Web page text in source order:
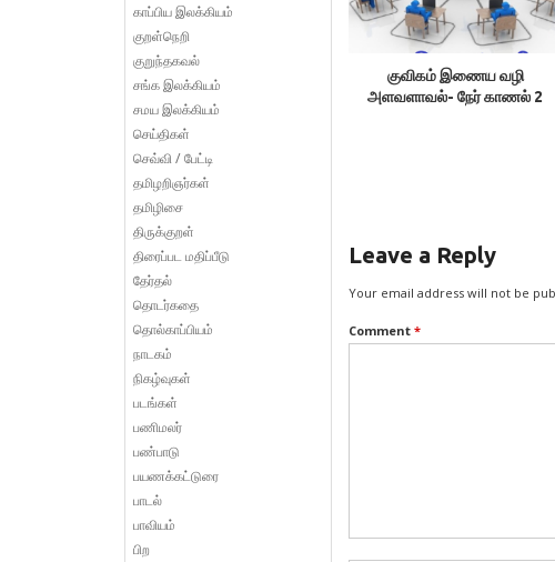
குவிகம் இணைய வழி
அளவளாவல்- நேர் காணல் 2
Leave a Reply
Your email address will not be
Comment *
காப்பிய இலக்கியம்
குறள்நெறி
குறுந்தகவல்
சங்க இலக்கியம்
சமய இலக்கியம்
செய்திகள்
செவ்வி / பேட்டி
தமிழறிஞர்கள்
தமிழிசை
திருக்குறள்
திரைப்பட மதிப்பீடு
தேர்தல்
தொடர்கதை
தொல்காப்பியம்
நாடகம்
நிகழ்வுகள்
படங்கள்
பணிமலர்
பண்பாடு
பயணக்கட்டுரை
பாடல்
பாவியம்
பிற